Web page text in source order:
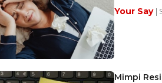
Your Say |
Mimpi